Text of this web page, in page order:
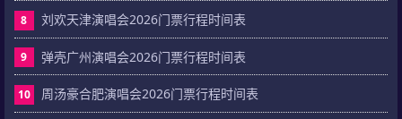
8 刘欢天津演唱会2026门票行程时间表
9 弹壳广州演唱会2026门票行程时间表
10 周汤豪合肥演唱会2026门票行程时间表